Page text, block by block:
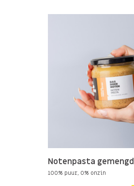
Notenpasta gemengd
100% puur, 0% onzin